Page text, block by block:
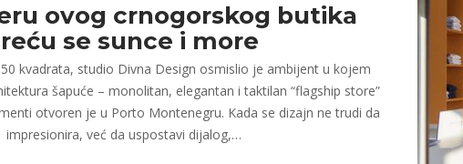
ovog crnogorskog butika
se sunce i more
kvadrata, studio Divna Design osmislio je ambijent u kojem
šapuće – monolitan, elegantan i taktilan “flagship store”
otvoren je u Porto Montenegru. Kada se dizajn ne trudi da
impresionira, već da uspostavi dijalog,…